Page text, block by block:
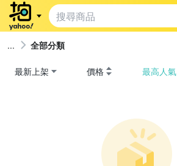
全部分類
最新上架 價格 最高人氣